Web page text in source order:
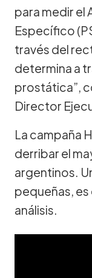
para medir
Específico
través del
determina a
prostática”,
Director
La campaña
derribar el
argentinos.
pequeñas,
análisis.